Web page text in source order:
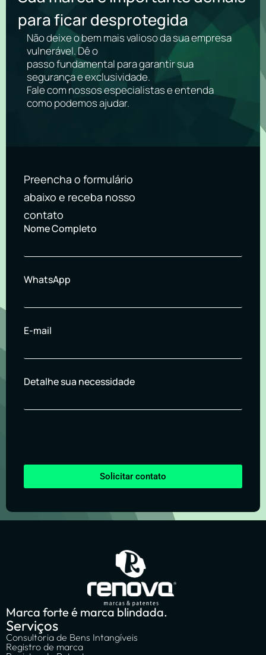
para ficar desprotegida
Não deixe o bem mais valioso da sua empresa
vulnerável. Dê o
passo fundamental para garantir sua
segurança e exclusividade.
Fale com nossos especialistas e entenda
como podemos ajudar.
Preencha o formulário
abaixo e receba nosso
contato
Nome Completo
WhatsApp
E-mail
Detalhe sua necessidade
Solicitar contato
Marca forte é marca blindada.
Serviços
Consultoria de Bens Intangíveis
Registro de marca